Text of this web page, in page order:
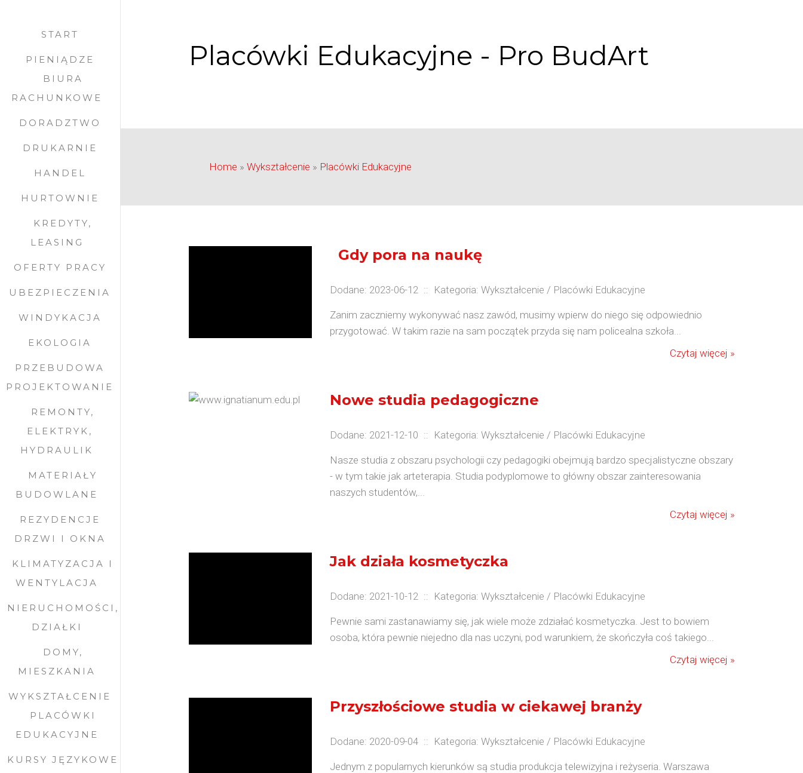
START
PIENIĄDZE
BIURA
RACHUNKOWE
DORADZTWO
DRUKARNIE
HANDEL
HURTOWNIE
KREDYTY,
LEASING
OFERTY PRACY
UBEZPIECZENIA
WINDYKACJA
EKOLOGIA
PRZEBUDOWA
PROJEKTOWANIE
REMONTY,
ELEKTRYK,
HYDRAULIK
MATERIAŁY
BUDOWLANE
REZYDENCJE
DRZWI I OKNA
KLIMATYZACJA I
WENTYLACJA
NIERUCHOMOŚCI,
DZIAŁKI
DOMY,
MIESZKANIA
WYKSZTAŁCENIE
PLACÓWKI
EDUKACYJNE
KURSY JĘZYKOWE
Placówki Edukacyjne - Pro BudArt
Home » Wykształcenie » Placówki Edukacyjne
Gdy pora na naukę
Dodane: 2023-06-12 :: Kategoria: Wykształcenie / Placówki Edukacyjne
Zanim zaczniemy wykonywać nasz zawód, musimy wpierw do niego się odpowiednio
przygotować. W takim razie na sam początek przyda się nam policealna szkoła...
Czytaj więcej »
Nowe studia pedagogiczne
Dodane: 2021-12-10 :: Kategoria: Wykształcenie / Placówki Edukacyjne
Nasze studia z obszaru psychologii czy pedagogiki obejmują bardzo specjalistyczne obszary
- w tym takie jak arteterapia. Studia podyplomowe to główny obszar zainteresowania
naszych studentów,...
Czytaj więcej »
Jak działa kosmetyczka
Dodane: 2021-10-12 :: Kategoria: Wykształcenie / Placówki Edukacyjne
Pewnie sami zastanawiamy się, jak wiele może zdziałać kosmetyczka. Jest to bowiem
osoba, która pewnie niejedno dla nas uczyni, pod warunkiem, że skończyła coś takiego...
Czytaj więcej »
Przyszłościowe studia w ciekawej branży
Dodane: 2020-09-04 :: Kategoria: Wykształcenie / Placówki Edukacyjne
Jednym z popularnych kierunków są studia produkcja telewizyjna i reżyseria. Warszawa